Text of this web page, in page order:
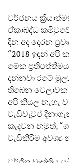
වර්ජනය
ඒකාබද්ධ
දින අද දෙරන
“2018 ඉඳන් අපි
මේක
දන්නවා රටේ
තිබෙන
අපි කියල නැහැ
වැඩිවැටුප්
කැඳවන නමුත්,
වැඩිකිරීම අවශ්‍ය